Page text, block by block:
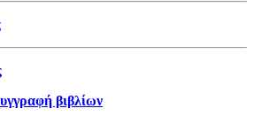
βιβλίων